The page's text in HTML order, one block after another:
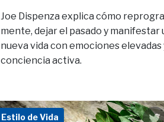
Joe Dispenza explica cómo
mente, dejar el pasado y manifestar
nueva vida con emociones elevadas
conciencia activa.
Estilo de Vida